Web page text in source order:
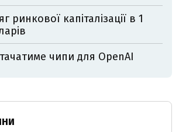
ринкової капіталізації в 1
чипи для OpenAI